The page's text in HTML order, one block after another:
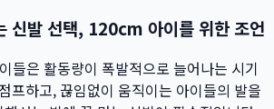
신발 선택, 120cm 아이를 위한 조언
들은 활동량이 폭발적으로 늘어나는 시기
프하고, 끊임없이 움직이는 아이들의 발을